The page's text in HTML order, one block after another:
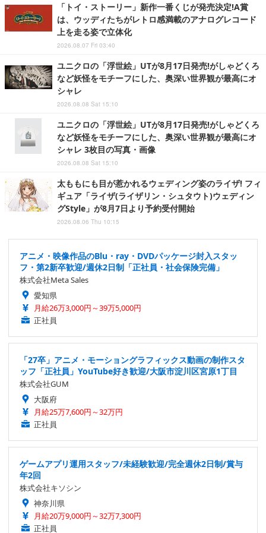
「トイ・ストーリー」新作一番くじが発売決定!A賞
は、ウッディたちがレトロ感満載のアナログレコード
上を走る姿で立体化
2026.08.07 Fri 03:40
ユニクロの「浮世絵」UTが8月17日発売!がしゃどくろ
など妖怪をモチーフにした、奥深い世界観が最高にオ
シャレ
2026.08.08 Sat 15:10
ユニクロの「浮世絵」UTが8月17日発売!がしゃどくろ
など妖怪をモチーフにした、奥深い世界観が最高にオ
シャレ 3枚目の写真・画像
2026.08.08 Sat 15:10
太ももにも目が惹かれるウェディング姿のライザ! フィ
ギュア「ライザ(ライザリン・シュタウト)ウェディン
グStyle」が8月7日より予約受付開始
2026.08.06 Thu 10:15
アニメ・映像作品のBlu・ray・DVDパッケージ封入スタッ
フ・第2新卒歓迎/週休2日制「正社員・社会保険完備」
株式会社Meta Sales
愛知県
月給26万3,000円～39万5,000円
正社員
「27卒」アニメ・モーショングラフィックス動画の制作スタ
ッフ「正社員」YouTube好き歓迎/大阪市淀川区宮原1丁目
株式会社GUM
大阪府
月給25万7,600円～32万円
正社員
ゲームアプリ運用スタッフ/未経験歓迎/完全週休2日制/賞与
年2回
株式会社キソシン
神奈川県
月給20万9,000円～32万7,300円
正社員